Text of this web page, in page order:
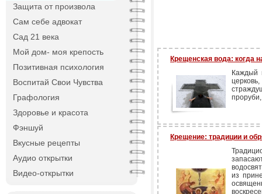
Защита от произвола
Сам себе адвокат
Сад 21 века
Мой дом- моя крепость
Позитивная психология
Воспитай Свои Чувства
Графология
Здоровье и красота
Фэншуй
Вкусные рецепты
Аудио открытки
Видео-открытки
Крещенская вода: когда
Каждый
Крещение: традиции и
из